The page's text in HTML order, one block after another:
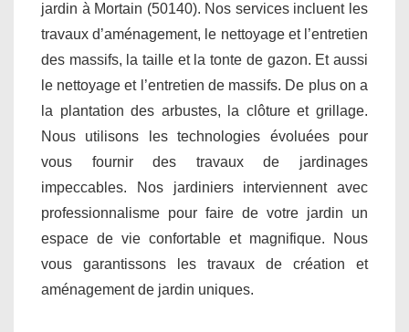
jardin à Mortain (50140). Nos services incluent les
travaux d’aménagement, le nettoyage et l’entretien
des massifs, la taille et la tonte de gazon. Et aussi
le nettoyage et l’entretien de massifs. De plus on a
la plantation des arbustes, la clôture et grillage.
Nous utilisons les technologies évoluées pour
vous fournir des travaux de jardinages
impeccables. Nos jardiniers interviennent avec
professionnalisme pour faire de votre jardin un
espace de vie confortable et magnifique. Nous
vous garantissons les travaux de création et
aménagement de jardin uniques.